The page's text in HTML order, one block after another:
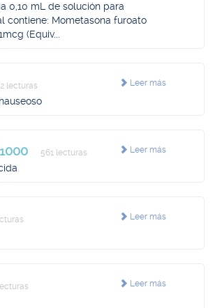
0,10 mL de solución para
contiene: Mometasona furoato
(Equiv...
Leer más
lecturas
Leer más
561 lecturas
Leer más
Leer más